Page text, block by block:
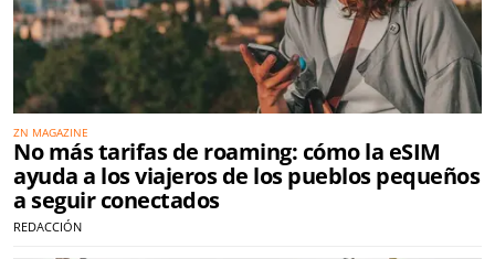
ZN MAGAZINE
No más tarifas de roaming: cómo la eSIM
ayuda a los viajeros de los pueblos pequeños
a seguir conectados
REDACCIÓN